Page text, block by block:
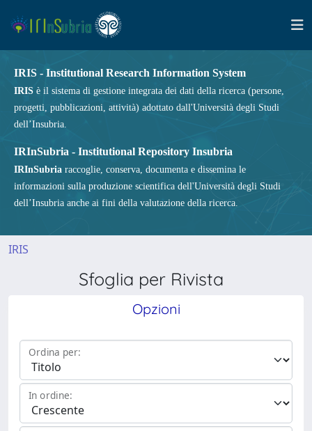
IRIS - Institutional Research Information System
IRIS è il sistema di gestione integrata dei dati della ricerca (persone,
progetti, pubblicazioni, attività) adottato dall'Università degli Studi
dell’Insubria.
IRInSubria - Institutional Repository Insubria
IRInSubria raccoglie, conserva, documenta e dissemina le
informazioni sulla produzione scientifica dell'Università degli Studi
dell’Insubria anche ai fini della valutazione della ricerca.
IRIS
Sfoglia per Rivista
Opzioni
Ordina per:
In ordine: